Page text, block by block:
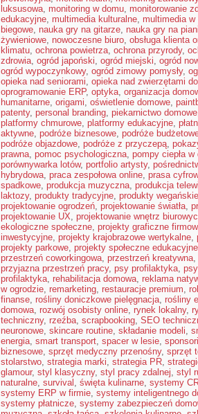
luksusowa, monitoring w domu, monitorowanie
edukacyjne, multimedia kulturalne, multimedia w
biegowe, nauka gry na gitarze, nauka gry na
żywieniowe, nowoczesne biuro, obsługa klienta
klimatu, ochrona powietrza, ochrona przyrody,
zdrowia, ogród japoński, ogród miejski, ogród
ogród wypoczynkowy, ogród zimowy pomysły,
opieka nad seniorami, opieka nad zwierzętami
oprogramowanie ERP, optyka, organizacja
humanitarne, origami, oświetlenie domowe,
patenty, personal branding, piekarnictwo domowe
platformy chmurowe, platformy edukacyjne,
aktywne, podróże biznesowe, podróże
podróże objazdowe, podróże z przyczepą,
prawna, pomoc psychologiczna, pompy ciepła w
porównywarka lotów, portfolio artysty,
hybrydowa, praca zespołowa online, prasa
spadkowe, produkcja muzyczna, produkcja
laktozy, produkty tradycyjne, produkty wegańskie
projektowanie ogrodzeń, projektowanie światła,
projektowanie UX, projektowanie wnętrz
ekologiczne społeczne, projekty graficzne
inwestycyjne, projekty krajobrazowe wertykalne,
projekty parkowe, projekty społeczne edukacyjne
przestrzeń coworkingowa, przestrzeń kreatywna,
przyjazna przestrzeń pracy, psy profilaktyka,
profilaktyka, rehabilitacja domowa, reklama
w ogrodzie, remarketing, restauracje premium,
finanse, rośliny doniczkowe pielęgnacja, rośliny
domowa, rozwój osobisty online, rynek lokalny,
techniczny, rzeźba, scrapbooking, SEO
neuronowe, skincare routine, składanie modeli,
energia, smart transport, spacer w lesie,
biznesowe, sprzęt medyczny przenośny, sprzęt
stolarstwo, strategia marki, strategia PR,
glamour, styl klasyczny, styl pracy zdalnej, styl
naturalne, survival , święta kulinarne, systemy
systemy ERP w firmie, systemy inteligentnego
systemy płatnicze, systemy zabezpieczeń